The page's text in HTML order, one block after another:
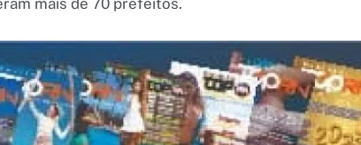
mais de 70 prefeitos.